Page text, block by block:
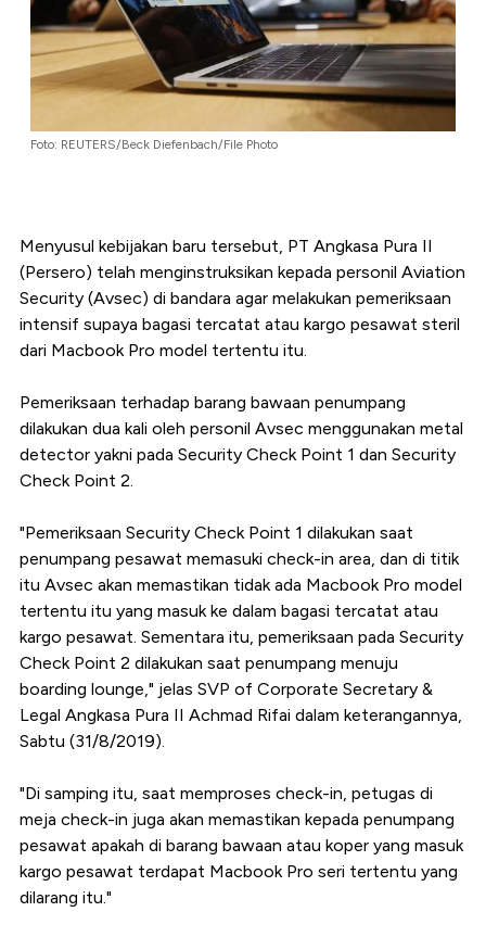
Foto: REUTERS/Beck Diefenbach/File Photo
Menyusul kebijakan baru tersebut, PT Angkasa Pura II
(Persero) telah menginstruksikan kepada personil Aviation
Security (Avsec) di bandara agar melakukan pemeriksaan
intensif supaya bagasi tercatat atau kargo pesawat steril
dari Macbook Pro model tertentu itu.
Pemeriksaan terhadap barang bawaan penumpang
dilakukan dua kali oleh personil Avsec menggunakan metal
detector yakni pada Security Check Point 1 dan Security
Check Point 2.
"Pemeriksaan Security Check Point 1 dilakukan saat
penumpang pesawat memasuki check-in area, dan di titik
itu Avsec akan memastikan tidak ada Macbook Pro model
tertentu itu yang masuk ke dalam bagasi tercatat atau
kargo pesawat. Sementara itu, pemeriksaan pada Security
Check Point 2 dilakukan saat penumpang menuju
boarding lounge," jelas SVP of Corporate Secretary &
Legal Angkasa Pura II Achmad Rifai dalam keterangannya,
Sabtu (31/8/2019).
"Di samping itu, saat memproses check-in, petugas di
meja check-in juga akan memastikan kepada penumpang
pesawat apakah di barang bawaan atau koper yang masuk
kargo pesawat terdapat Macbook Pro seri tertentu yang
dilarang itu."